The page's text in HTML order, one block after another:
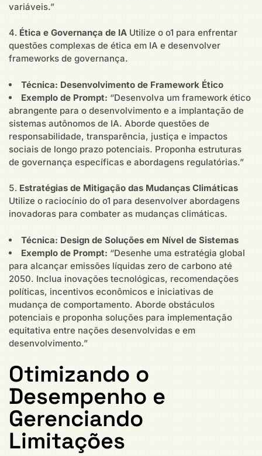
variáveis.”
Ética e Governança de IA Utilize o o1 para enfrentar
questões complexas de ética em IA e desenvolver
frameworks de governança.
Técnica: Desenvolvimento de Framework Ético
Exemplo de Prompt: “Desenvolva um framework ético
abrangente para o desenvolvimento e a implantação de
sistemas autônomos de IA. Aborde questões de
responsabilidade, transparência, justiça e impactos
sociais de longo prazo potenciais. Proponha estruturas
de governança específicas e abordagens regulatórias.”
Estratégias de Mitigação das Mudanças Climáticas
Utilize o raciocínio do o1 para desenvolver abordagens
inovadoras para combater as mudanças climáticas.
Técnica: Design de Soluções em Nível de Sistemas
Exemplo de Prompt: “Desenhe uma estratégia global
para alcançar emissões líquidas zero de carbono até
2050. Inclua inovações tecnológicas, recomendações
políticas, incentivos econômicos e iniciativas de
mudança de comportamento. Aborde obstáculos
potenciais e proponha soluções para implementação
equitativa entre nações desenvolvidas e em
desenvolvimento.”
Otimizando o
Desempenho e
Gerenciando
Limitações